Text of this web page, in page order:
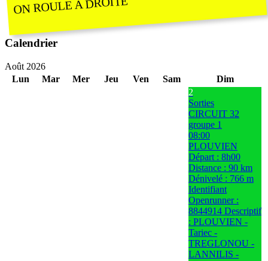
ON ROULE A DROITE
Calendrier
Août 2026
Lun
Mar Mer Jeu Ven Sam Dim
2
Sorties
CIRCUIT 32
groupe 1
08:00
PLOUVIEN
Départ : 8h00
Distance : 90 km
Dénivelé : 766 m
Identifiant
Openrunner :
8844914 Descriptif
: PLOUVIEN -
Tariec -
TREGLONOU -
LANNILIS -